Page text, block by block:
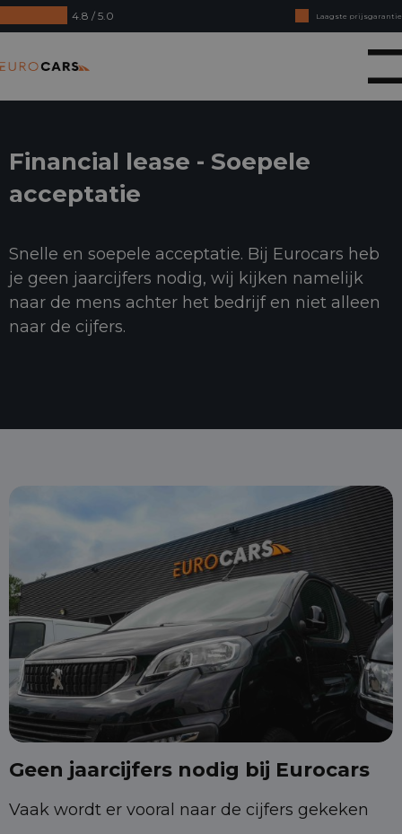
4.8 / 5.0
Laagste prijsgarantie
Online kopen, niet goed geld terug
Financial lease - Soepele acceptatie
Financial lease - Soepele
acceptatie
Snelle en soepele acceptatie. Bij Eurocars heb
je geen jaarcijfers nodig, wij kijken namelijk
naar de mens achter het bedrijf en niet alleen
naar de cijfers.
Geen jaarcijfers nodig bij Eurocars
Vaak wordt er vooral naar de cijfers gekeken